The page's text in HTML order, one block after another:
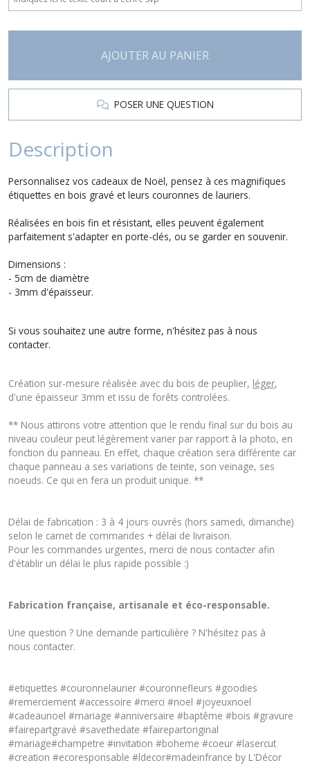
AJOUTER AU PANIER
POSER UNE QUESTION
Description
Personnalisez vos cadeaux de Noël, pensez à ces magnifiques
étiquettes en bois gravé et leurs couronnes de lauriers.
Réalisées en bois fin et résistant, elles peuvent également
parfaitement s'adapter en porte-clés, ou se garder en souvenir.
Dimensions :
- 5cm de diamètre
- 3mm d'épaisseur.
Si vous souhaitez une autre forme, n'hésitez pas à nous
contacter.
Création sur-mesure réalisée avec du bois de peuplier, léger,
d'une épaisseur 3mm et issu de forêts controlées.
** Nous attirons votre attention que le rendu final sur du bois au
niveau couleur peut légèrement varier par rapport à la photo, en
fonction du panneau. En effet, chaque création sera différente car
chaque panneau a ses variations de teinte, son veinage, ses
noeuds. Ce qui en fera un produit unique. **
Délai de fabrication : 3 à 4 jours ouvrés (hors samedi, dimanche)
selon le carnet de commandes + délai de livraison.
Pour les commandes urgentes, merci de nous contacter afin
d'établir un délai le plus rapide possible :)
Fabrication française, artisanale et éco-responsable.
Une question ? Une demande particulière ? N'hésitez pas à
nous contacter.
#etiquettes #couronnelaurier #couronnefleurs #goodies
#remerciement #accessoire #merci #noel #joyeuxnoel
#cadeaunoel #mariage #anniversaire #baptême #bois #gravure
#fairepartgravé #savethedate #fairepartoriginal
#mariage#champetre #invitation #boheme #coeur #lasercut
#creation #ecoresponsable #ldecor#madeinfrance by L'Décor